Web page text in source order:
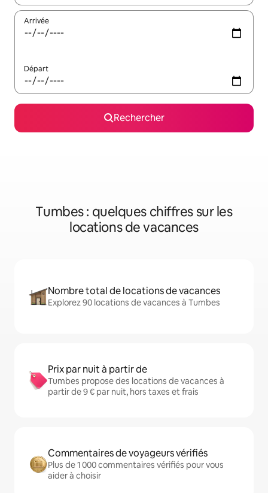
Arrivée
Départ
Rechercher
Tumbes : quelques chiffres sur les
locations de vacances
Nombre total de locations de vacances
Explorez 90 locations de vacances à Tumbes
Prix par nuit à partir de
Tumbes propose des locations de vacances à
partir de 9 € par nuit, hors taxes et frais
Commentaires de voyageurs vérifiés
Plus de 1 000 commentaires vérifiés pour vous
aider à choisir